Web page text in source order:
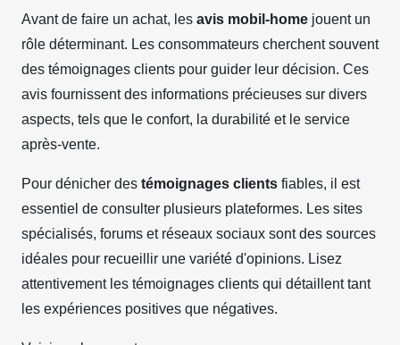
Avant de faire un achat, les avis mobil-home jouent un
rôle déterminant. Les consommateurs cherchent souvent
des témoignages clients pour guider leur décision. Ces
avis fournissent des informations précieuses sur divers
aspects, tels que le confort, la durabilité et le service
après-vente.
Pour dénicher des témoignages clients fiables, il est
essentiel de consulter plusieurs plateformes. Les sites
spécialisés, forums et réseaux sociaux sont des sources
idéales pour recueillir une variété d'opinions. Lisez
attentivement les témoignages clients qui détaillent tant
les expériences positives que négatives.